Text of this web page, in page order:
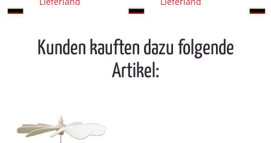
Kunden kauften dazu folgende
Artikel: